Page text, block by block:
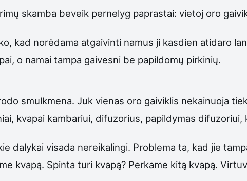
skamba beveik pernelyg paprastai: vietoj oro
kad norėdama atgaivinti namus ji kasdien atidaro
o namai tampa gaivesni be papildomų pirkinių.
smulkmena. Juk vienas oro gaiviklis nekainuoja
kvapai kambariui, difuzorius, papildymas difuzoriui,
dalykai visada nereikalingi. Problema ta, kad jie
kvapą. Spinta turi kvapą? Perkame kitą kvapą.